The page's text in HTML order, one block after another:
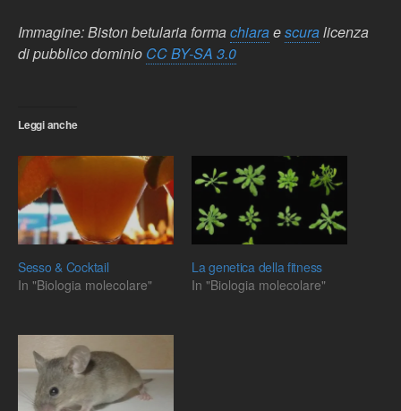
Immagine: Biston betularia formachiaraescuralicenza
di pubblico dominio CC BY-SA 3.0
Leggi anche
Sesso & Cocktail
In "Biologia molecolare"
La genetica della fitness
In "Biologia molecolare"